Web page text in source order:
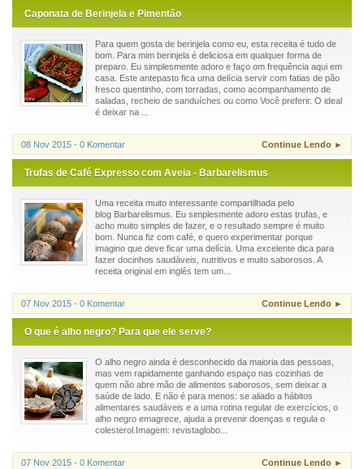
Caponata de Berinjela e Pimentão
Para quem gosta de berinjela como eu, esta receita é tudo de
bom. Para mim berinjela é deliciosa em qualquer forma de
preparo. Eu simplesmente adoro e faço om frequência aqui em
casa. Este antepasto fica uma delícia servir com fatias de pão
fresco quentinho, com torradas, como acompanhamento de
saladas, recheio de sanduíches ou como Você preferir. O ideal
é deixar na ...
08 Nov 2015 - 0 Komentar Continue Lendo ►
Trufas de Café Expresso com Aveia - Barbarelismus
Uma receita muito interessante compartilhada pelo
blog Barbarelismus. Eu simplesmente adoro estas trufas, e
acho muito simples de fazer, e o resultado sempre é muito
bom. Nunca fiz com café, e quero experimentar porque
imagino que deve ficar uma delícia. Uma excelente dica para
fazer docinhos saudáveis, nutritivos e muito saborosos. A
receita original em inglês tem um...
07 Nov 2015 - 0 Komentar Continue Lendo ►
O que é alho negro? Para que ele serve?
O alho negro ainda é desconhecido da maioria das pessoas,
mas vem rapidamente ganhando espaço nas cozinhas de
quem não abre mão de alimentos saborosos, sem deixar a
saúde de lado. E não é para menos: se aliado a hábitos
alimentares saudáveis e a uma rotina regular de exercícios, o
alho negro emagrece, ajuda a prevenir doenças e regula o
colesterol.Imagem: revistaglobo...
07 Nov 2015 - 0 Komentar Continue Lendo ►